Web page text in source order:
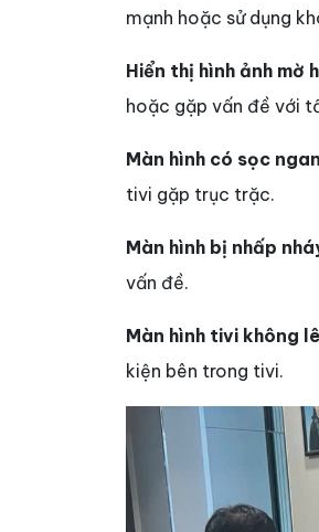
mạnh hoặc sử dụng
Hiển thị hình ảnh mờ
hoặc gặp vấn đề với
Màn hình có sọc
tivi gặp trục trặc.
Màn hình bị nhấp
vấn đề.
Màn hình tivi không
kiện bên trong tivi.